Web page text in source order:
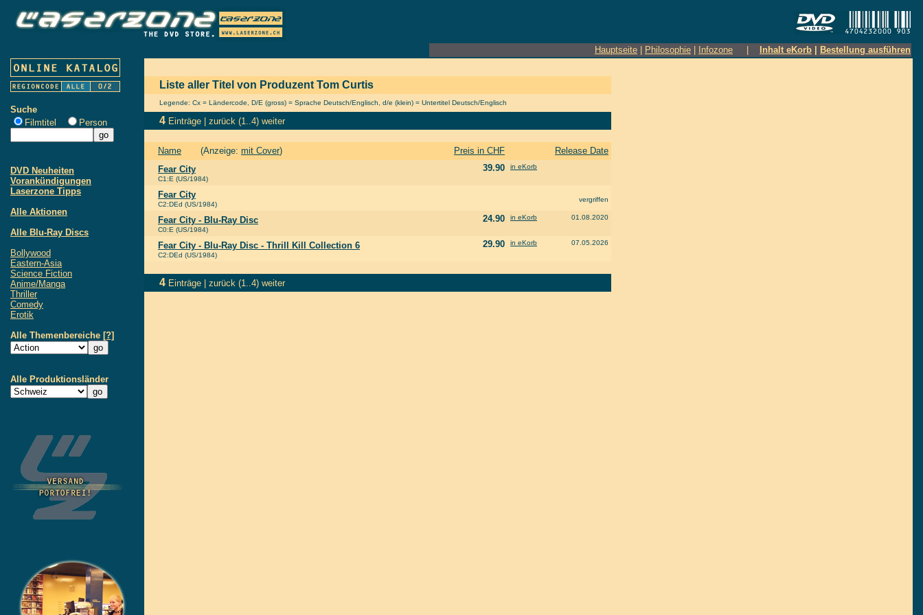
Hauptseite Philosophie Infozone Inhalt eKorb Bestellung ausführen
Suche
Filmtitel
Person
DVD Neuheiten
Vorankündigungen
Laserzone Tipps
Alle Aktionen
Alle Blu-Ray Discs
Bollywood
Eastern-Asia
Science Fiction
Anime/Manga
Thriller
Comedy
Erotik
Alle Themenbereiche [?]
Alle Produktionsländer
Liste aller Titel von Produzent Tom Curtis
Legende: Cx = Ländercode, D/E (gross) = Sprache Deutsch/Englisch, d/e (klein) = Untertitel Deutsch/Englisch
4 Einträge | zurück (1..4) weiter
Name (Anzeige: mit Cover) Preis in CHF
Release Date
Fear City
C1:E (US/1984)
39.90 in eKorb
Fear City
C2:DEd (US/1984)
vergriffen
Fear City - Blu-Ray Disc
C0:E (US/1984)
24.90 in eKorb 01.08.2020
Fear City - Blu-Ray Disc - Thrill Kill Collection 6
C2:DEd (US/1984)
29.90 in eKorb 07.05.2026
4 Einträge | zurück (1..4) weiter